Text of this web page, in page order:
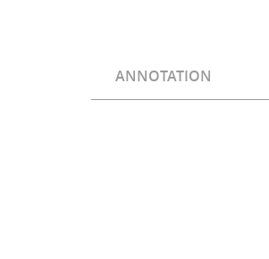
ANNOTATION